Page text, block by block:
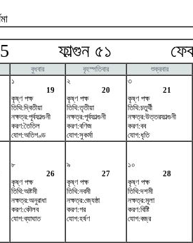
645 ফাল্গুন ৫১
বুধবার বৃহস্পতিবার
শুক্রবার
১
19
কৃষ্ণ পক্ষ
তিথি:দ্বিতীয়া
নক্ষত্র:পূর্বফাল্গুনী
করণ:তৈতিল
যোগ:অতিগণ্ড
২
20
কৃষ্ণ পক্ষ
তিথি:তৃতীয়া
নক্ষত্র:পূর্বফাল্গুনী
করণ:বণিজ
যোগ:সুকর্মা
৩
21
কৃষ্ণ পক্ষ
তিথি:চতুর্থী
নক্ষত্র:উত্তরফাল্গুনী
করণ:বব
যোগ:ধৃতি
৮
26
কৃষ্ণ পক্ষ
তিথি:অষ্টমী
নক্ষত্র:অনুরাধা
করণ:কৌলব
যোগ:ব্যাঘাত
৯
27
কৃষ্ণ পক্ষ
তিথি:নবমী
নক্ষত্র:জ্যেষ্ঠা
করণ:গর
যোগ:হর্ষণ
১০
28
কৃষ্ণ পক্ষ
তিথি:দশমী
নক্ষত্র:মূলা
করণ:বিষ্টি
যোগ:বজ্র